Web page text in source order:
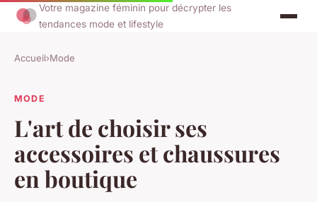
Votre magazine féminin pour décrypter les
tendances mode et lifestyle
Accueil›Mode
MODE
L'art de choisir ses
accessoires et chaussures
en boutique